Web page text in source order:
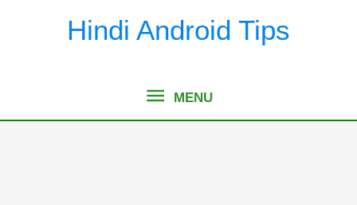
Hindi Android Tips
MENU
MENU